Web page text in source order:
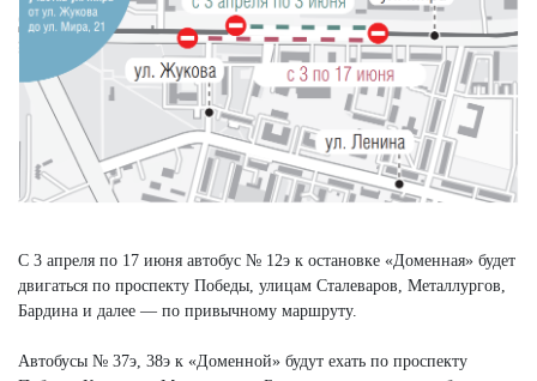
С 3 апреля по 17 июня автобус № 12э к остановке «Доменная» будет
двигаться по проспекту Победы, улицам Сталеваров, Металлургов,
Бардина и далее — по привычному маршруту.
Автобусы № 37э, 38э к «Доменной» будут ехать по проспекту